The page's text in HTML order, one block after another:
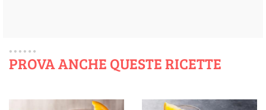
PROVA ANCHE QUESTE RICETTE